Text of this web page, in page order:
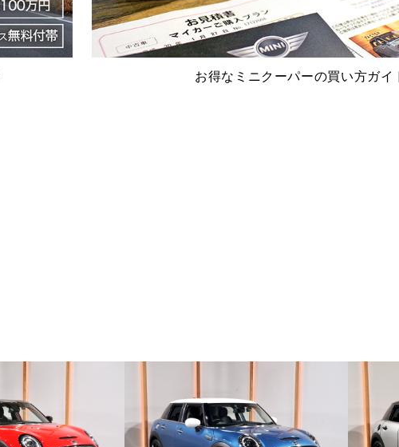
お得なミニクーパーの買い方ガイ